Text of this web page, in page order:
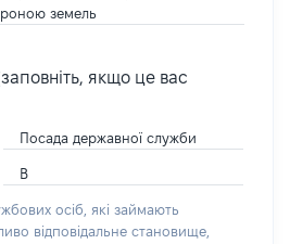
земель
якщо це вас
Посада державної служби
В
осіб, які займають
відповідальне становище,